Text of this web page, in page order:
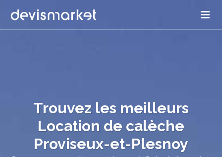
Trouvez les meilleurs
Location de calèche
Proviseux-et-Plesnoy